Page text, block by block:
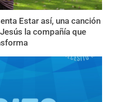
Estar así, una canción
la compañía que